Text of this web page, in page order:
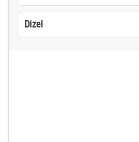
Dizel